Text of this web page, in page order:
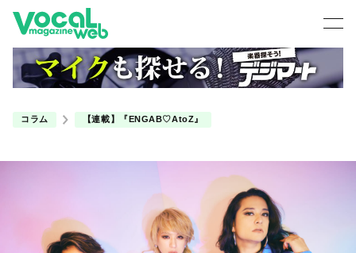
コラム 【連載】『ENGAB♡AtoZ』